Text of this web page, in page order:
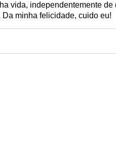
vida, independentemente
minha felicidade, cuido eu!